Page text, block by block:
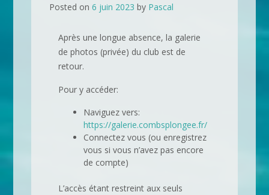
Posted on 6 juin 2023 by Pascal
Après une longue absence, la galerie
de photos (privée) du club est de
retour.
Pour y accéder:
Naviguez vers:
https://galerie.combsplongee.fr/
Connectez vous (ou enregistrez
vous si vous n’avez pas encore
de compte)
L’accès étant restreint aux seuls